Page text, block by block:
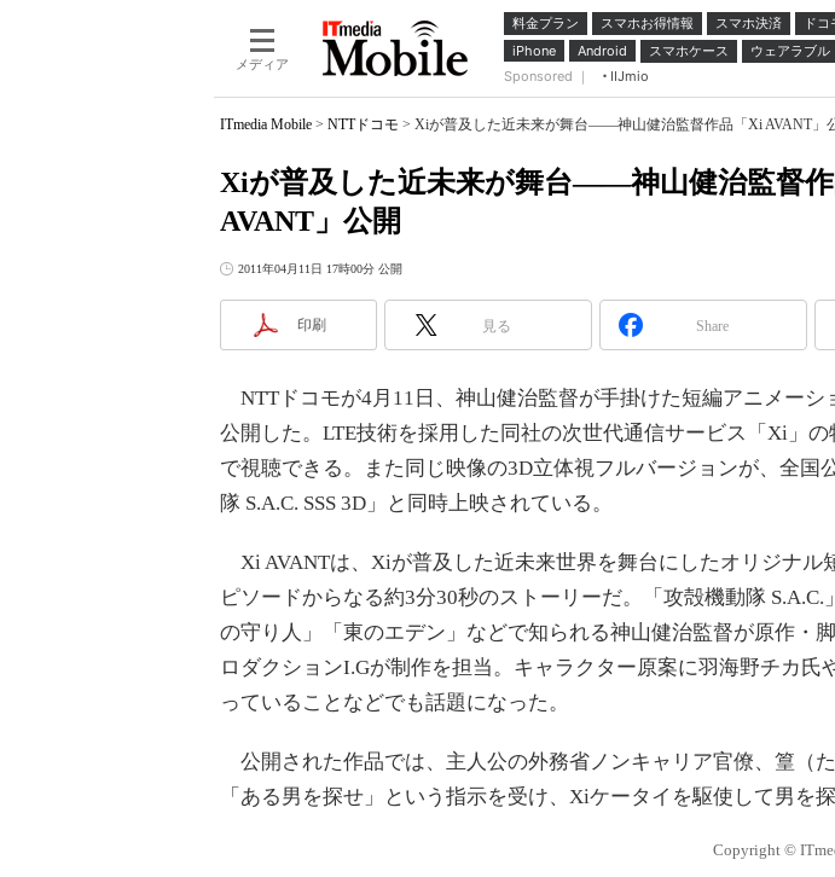
メディア
料金プラン スマホお得情報 スマホ決済 ドコ
iPhone
Android スマホケース ウェアラブル
Sponsored ｜
IIJmio
ITmedia Mobile > NTTドコモ > Xiが普及した近未来が舞台――神山健治監督作品「Xi AVANT」
Xiが普及した近未来が舞台――神山健治監督
AVANT」公開
2011年04月11日 17時00分 公開
印刷 見る Share
NTTドコモが4月11日、神山健治監督が手掛けた短編アニメーシ
公開した。LTE技術を採用した同社の次世代通信サービス「Xi」の
で視聴できる。また同じ映像の3D立体視フルバージョンが、全国
隊 S.A.C. SSS 3D」と同時上映されている。
Xi AVANTは、Xiが普及した近未来世界を舞台にしたオリジナル
ピソードからなる約3分30秒のストーリーだ。「攻殻機動隊 S.A.C.
の守り人」「東のエデン」などで知られる神山健治監督が原作・
ロダクションI.Gが制作を担当。キャラクター原案に羽海野チカ氏
っていることなどでも話題になった。
公開された作品では、主人公の外務省ノンキャリア官僚、篁（
「ある男を探せ」という指示を受け、Xiケータイを駆使して男を
Copyright ©